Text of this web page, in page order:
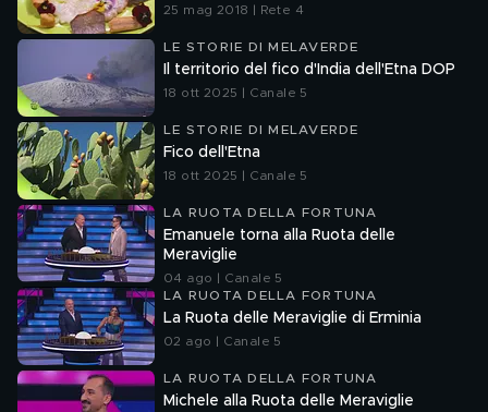
25 mag 2018 | Rete 4
LE STORIE DI MELAVERDE
Il territorio del fico d'India dell'Etna DOP
18 ott 2025 | Canale 5
LE STORIE DI MELAVERDE
Fico dell'Etna
18 ott 2025 | Canale 5
LA RUOTA DELLA FORTUNA
Emanuele torna alla Ruota delle
Meraviglie
04 ago | Canale 5
LA RUOTA DELLA FORTUNA
La Ruota delle Meraviglie di Erminia
02 ago | Canale 5
LA RUOTA DELLA FORTUNA
Michele alla Ruota delle Meraviglie